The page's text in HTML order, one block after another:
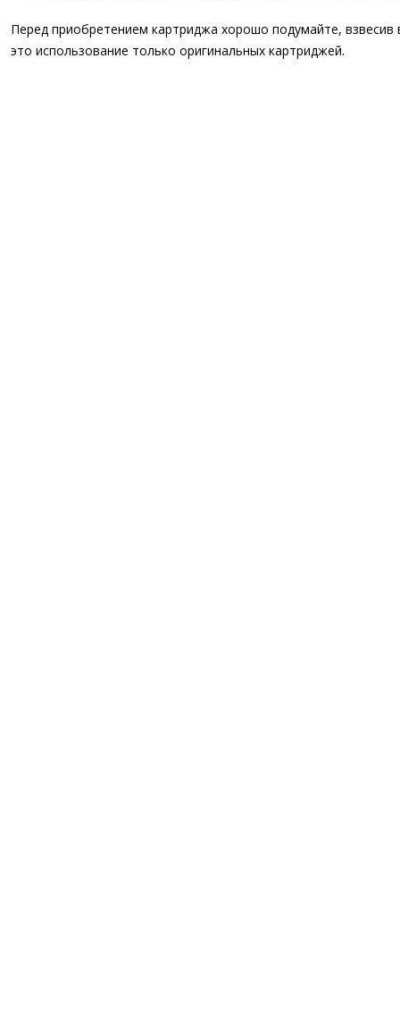
Перед приобретением картриджа хорошо подумайте,
это использование только оригинальных картриджей.